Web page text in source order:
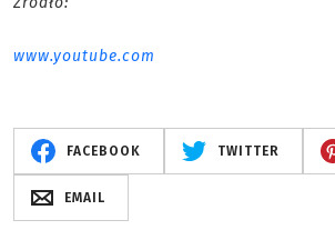
www.youtube.com
FACEBOOK TWITTER
EMAIL